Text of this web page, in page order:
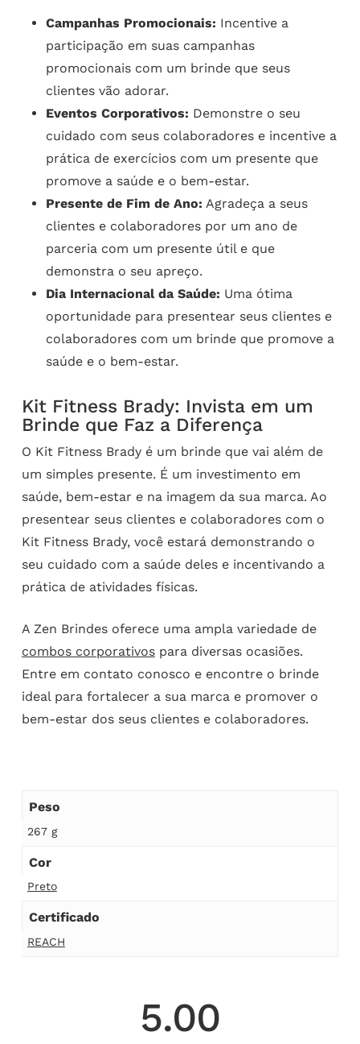
Campanhas Promocionais: Incentive a
participação em suas campanhas
promocionais com um brinde que seus
clientes vão adorar.
Eventos Corporativos: Demonstre o seu
cuidado com seus colaboradores e incentive a
prática de exercícios com um presente que
promove a saúde e o bem-estar.
Presente de Fim de Ano: Agradeça a seus
clientes e colaboradores por um ano de
parceria com um presente útil e que
demonstra o seu apreço.
Dia Internacional da Saúde: Uma ótima
oportunidade para presentear seus clientes e
colaboradores com um brinde que promove a
saúde e o bem-estar.
Kit Fitness Brady: Invista em um
Brinde que Faz a Diferença
O Kit Fitness Brady é um brinde que vai além de
um simples presente. É um investimento em
saúde, bem-estar e na imagem da sua marca. Ao
presentear seus clientes e colaboradores com o
Kit Fitness Brady, você estará demonstrando o
seu cuidado com a saúde deles e incentivando a
prática de atividades físicas.
A Zen Brindes oferece uma ampla variedade de
combos corporativospara diversas ocasiões.
Entre em contato conosco e encontre o brinde
ideal para fortalecer a sua marca e promover o
bem-estar dos seus clientes e colaboradores.
Peso
267 g
Cor
Preto
Certificado
REACH
5.00